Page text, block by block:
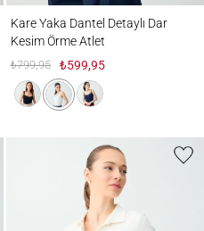
Kare Yaka Dantel Detaylı Dar
Kesim Örme Atlet
₺799,95 ₺599,95